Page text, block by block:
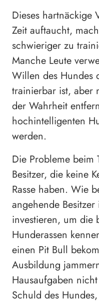
Dieses hartnäckige
Zeit auftaucht,
schwieriger zu
Manche Leute
Willen des Hundes
trainierbar ist, aber
der Wahrheit
hochintelligenten
werden.
Die Probleme beim
Besitzer, die keine
Rasse haben. Wie
angehende
investieren, um die
Hunderassen
einen Pit Bull
Ausbildung
Hausaufgaben
Schuld des